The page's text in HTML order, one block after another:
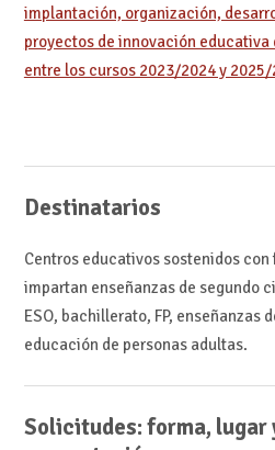
implantación, organización,
proyectos de innovación educativa
entre los cursos 2023/2024 y
Destinatarios
Centros educativos sostenidos
impartan enseñanzas de segundo
ESO, bachillerato, FP, enseñanzas
educación de personas adultas.
Solicitudes: forma, lugar